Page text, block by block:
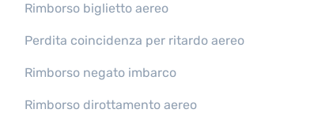
Rimborso biglietto aereo
Perdita coincidenza per ritardo aereo
Rimborso negato imbarco
Rimborso dirottamento aereo